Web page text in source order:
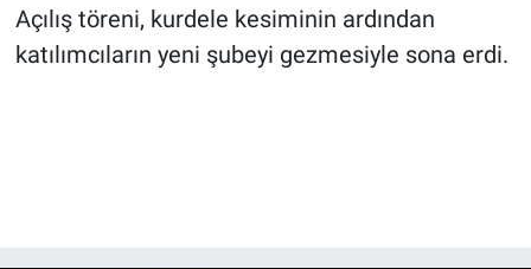
Açılış töreni, kurdele kesiminin ardından
katılımcıların yeni şubeyi gezmesiyle sona erdi.